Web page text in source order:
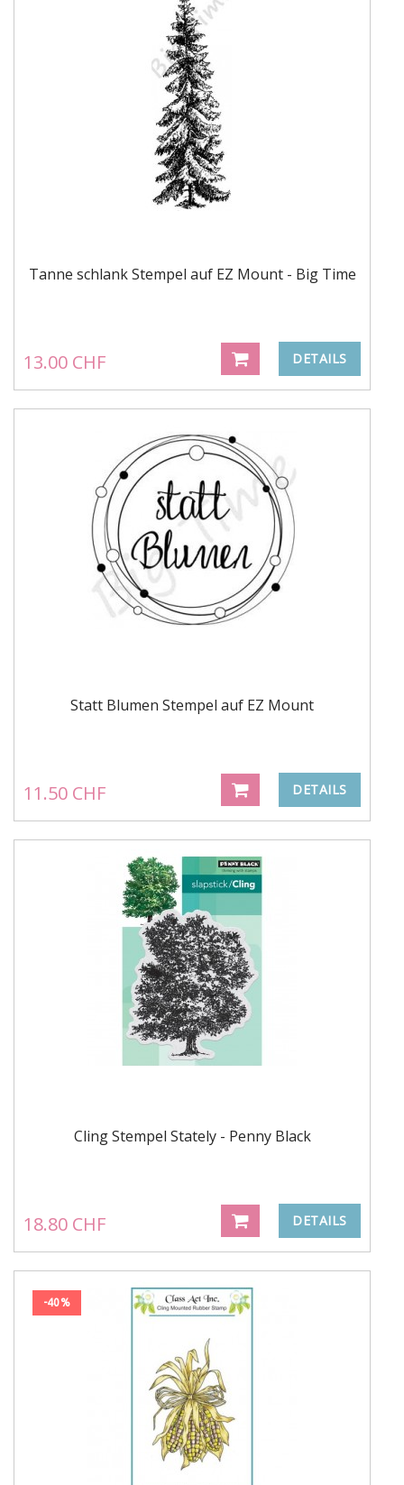
Tanne schlank Stempel auf EZ Mount - Big Time
13.00 CHF DETAILS
Statt Blumen Stempel auf EZ Mount
11.50 CHF DETAILS
Cling Stempel Stately - Penny Black
18.80 CHF DETAILS
-40%